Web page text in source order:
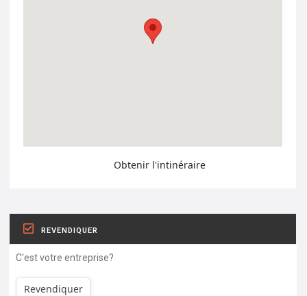
Obtenir l'intinéraire
REVENDIQUER
C'est votre entreprise?
Revendiquer